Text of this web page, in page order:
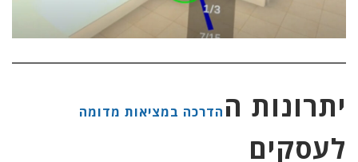
יתרונות ה הדרכה במציאות מדומה
לעסקים